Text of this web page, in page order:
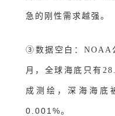
急的刚性需求越强。
③ 数据空白 ： NOAA
月，全球海底只有
成测绘，深海海底
0.001%。